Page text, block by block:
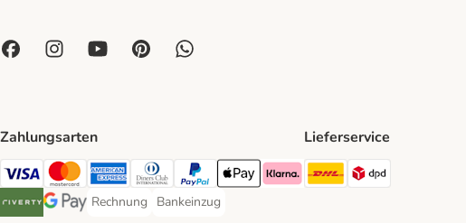
Zahlungsarten
Visa Payment Method
Mastercard Payment Method
American Express Payment Method
Diners Club Payment Method
PayPal Payment Method
Apple Pay Payment Method
Klarna Payment Method
Riverty Payment Method
Google Pay Payment Method
Rechnung
Rechnung Payment Method
Bankeinzug
Bankeinzug Payment Method
Lieferservice
DHL Shipping Method